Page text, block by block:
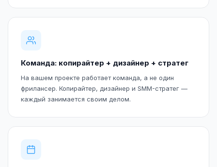
Команда: копирайтер + дизайнер + стратег
На вашем проекте работает команда, а не один
фрилансер. Копирайтер, дизайнер и SMM-стратег —
каждый занимается своим делом.